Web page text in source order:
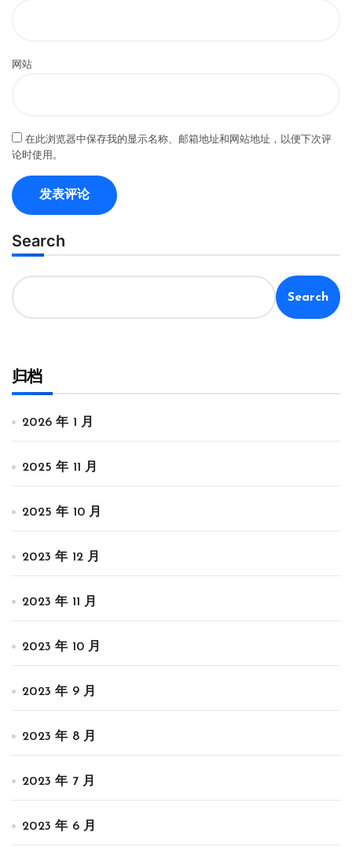
网站
在此浏览器中保存我的显示名称、邮箱地址和网站地址，以便下次评
论时使用。
Search
Search
归档
2026 年 1 月
2025 年 11 月
2025 年 10 月
2023 年 12 月
2023 年 11 月
2023 年 10 月
2023 年 9 月
2023 年 8 月
2023 年 7 月
2023 年 6 月